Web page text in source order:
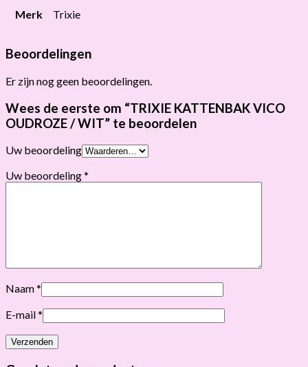
Merk Trixie
Beoordelingen
Er zijn nog geen beoordelingen.
Wees de eerste om “TRIXIE KATTENBAK VICO
OUDROZE / WIT” te beoordelen
Uw beoordeling
Uw beoordeling*
Naam*
E-mail*